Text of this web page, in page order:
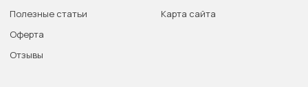
Полезные статьи
Оферта
Отзывы
Карта сайта